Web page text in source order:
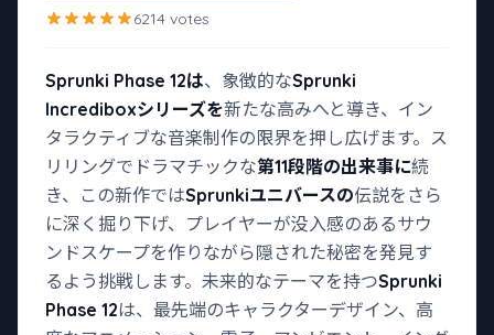
6214 votes
Sprunki Phase 12は、象徴的なSprunki
Incrediboxシリーズを新たな高みへと導き、イン
タラクティブな音楽制作の限界を押し広げます。ス
リリングでドラマチックな第11段階の出来事に続
き、この新作ではSprunkiユニバースの伝説をさら
に深く掘り下げ、プレイヤーが没入感のあるサウ
ンドスケープを作りながら隠された秘密を発見す
るよう挑戦します。未来的なテーマを持つSprunki
Phase 12は、最先端のキャラクターデザイン、高